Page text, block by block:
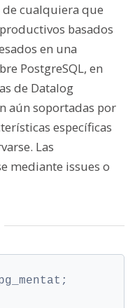
cualquiera que
basados
en una
PostgreSQL, en
de Datalog
aún soportadas por
específicas
Las
mediante issues o